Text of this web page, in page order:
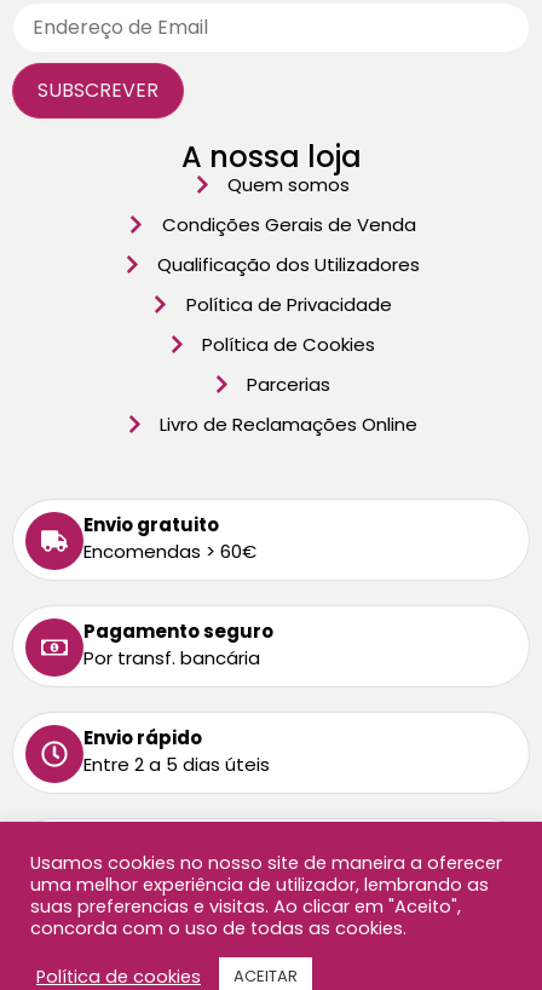
A nossa loja
Quem somos
Condições Gerais de Venda
Qualificação dos Utilizadores
Política de Privacidade
Política de Cookies
Parcerias
Livro de Reclamações Online
Envio gratuito
Encomendas > 60€
Pagamento seguro
Por transf. bancária
Envio rápido
Entre 2 a 5 dias úteis
Ligue-nos: 213 872 458
Chamada para rede fixa nacional
Copyright ©2026 Oficina Didáctica, todos os direitos
Usamos cookies no nosso site de maneira a oferecer
uma melhor experiência de utilizador, lembrando as
suas preferencias e visitas. Ao clicar em "Aceito",
concorda com o uso de todas as cookies.
Política de cookies
ACEITAR